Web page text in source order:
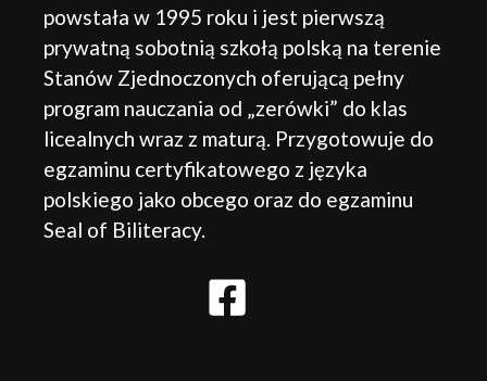
powstała w 1995 roku i jest pierwszą
prywatną sobotnią szkołą polską na terenie
Stanów Zjednoczonych oferującą pełny
program nauczania od „zerówki” do klas
licealnych wraz z maturą. Przygotowuje do
egzaminu certyfikatowego z języka
polskiego jako obcego oraz do egzaminu
Seal of Biliteracy.